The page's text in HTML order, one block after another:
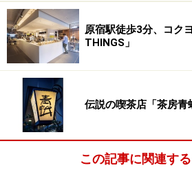
▼材料と作り方はこちらです。
※記事内容は執筆時点のものです。最新
い。
※メニューや料金などのデータは、取材
の内容です。
1/3
原宿駅徒歩3分、コク
THINGS」
伝説の喫茶店「茶房青
この記事に関連す